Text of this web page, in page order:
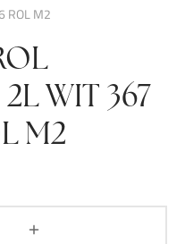
ROL M2
WIT 367
M2